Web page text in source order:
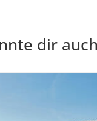
dir